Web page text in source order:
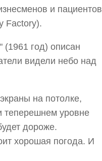
Factory).
год) описан
видели небо над
на потолке,
теперешнем уровне
дороже.
хорошая погода. И